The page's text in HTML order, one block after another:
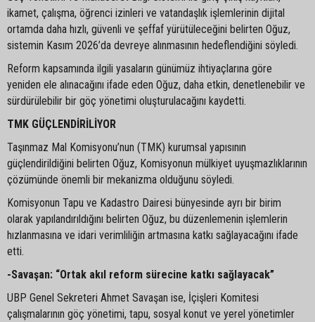
ikamet, çalışma, öğrenci izinleri ve vatandaşlık işlemlerinin dijital
ortamda daha hızlı, güvenli ve şeffaf yürütüleceğini belirten Oğuz,
sistemin Kasım 2026’da devreye alınmasının hedeflendiğini söyledi.
Reform kapsamında ilgili yasaların günümüz ihtiyaçlarına göre
yeniden ele alınacağını ifade eden Oğuz, daha etkin, denetlenebilir ve
sürdürülebilir bir göç yönetimi oluşturulacağını kaydetti.
TMK GÜÇLENDİRİLİYOR
Taşınmaz Mal Komisyonu’nun (TMK) kurumsal yapısının
güçlendirildiğini belirten Oğuz, Komisyonun mülkiyet uyuşmazlıklarının
çözümünde önemli bir mekanizma olduğunu söyledi.
Komisyonun Tapu ve Kadastro Dairesi bünyesinde ayrı bir birim
olarak yapılandırıldığını belirten Oğuz, bu düzenlemenin işlemlerin
hızlanmasına ve idari verimliliğin artmasına katkı sağlayacağını ifade
etti.
-Savaşan: “Ortak akıl reform sürecine katkı sağlayacak”
UBP Genel Sekreteri Ahmet Savaşan ise, İçişleri Komitesi
çalışmalarının göç yönetimi, tapu, sosyal konut ve yerel yönetimler